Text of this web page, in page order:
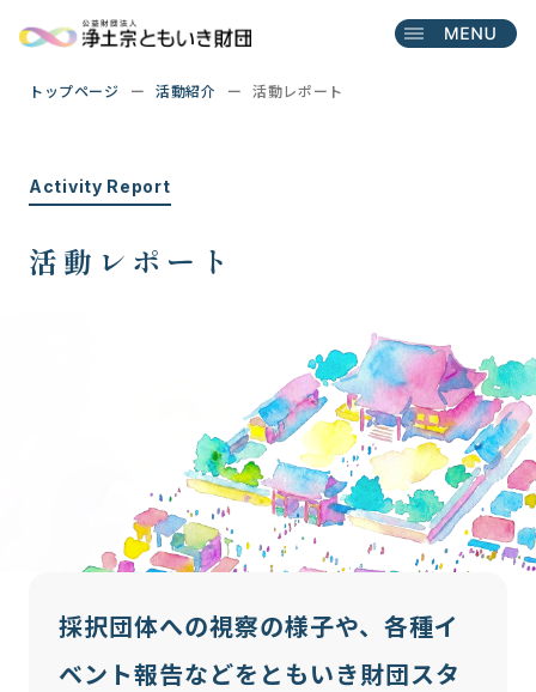
トップページ 活動紹介 活動レポート
Activity Report
活動レポート
採択団体への視察の様子や、各種イ
ベント報告などをともいき財団スタ